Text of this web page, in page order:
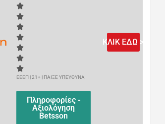
ΕΕΕΠ | 21+ | ΠΑΙΞΕ ΥΠΕΥΘΥΝΑ
Πληροφορίες -
Αξιολόγηση
Betsson
ΚΛΙΚ ΕΔΩ >